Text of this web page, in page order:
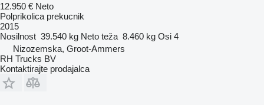
12.950 € Neto
Polprikolica prekucnik
2015
Nosilnost 39.540 kg Neto teža 8.460 kg Osi 4
Nizozemska, Groot-Ammers
RH Trucks BV
Kontaktirajte prodajalca